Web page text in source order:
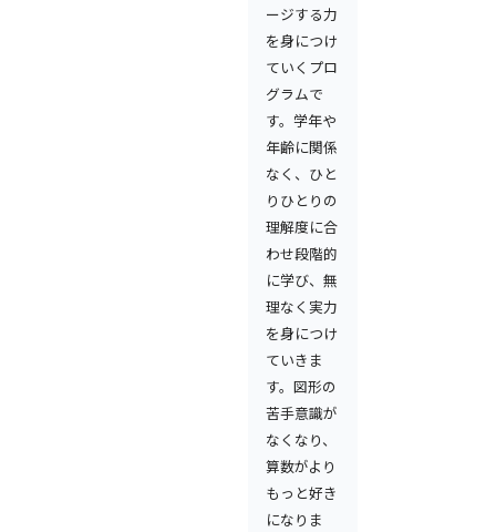
ージする力
を身につけ
ていくプロ
グラムで
す。学年や
年齢に関係
なく、ひと
りひとりの
理解度に合
わせ段階的
に学び、無
理なく実力
を身につけ
ていきま
す。図形の
苦手意識が
なくなり、
算数がより
もっと好き
になりま